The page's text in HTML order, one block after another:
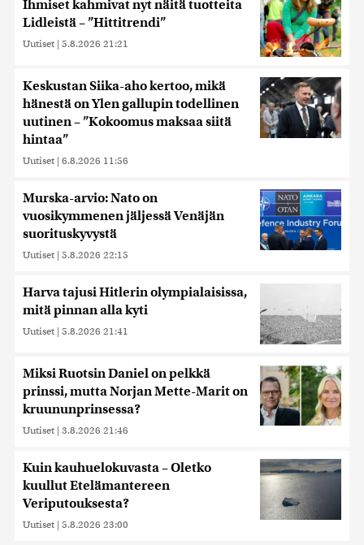
Ihmiset kahmivat nyt näitä tuotteita
Lidleistä – ”Hittitrendi”
Uutiset | 5.8.2026 21:21
Keskustan Siika-aho kertoo, mikä
hänestä on Ylen gallupin todellinen
uutinen – ”Kokoomus maksaa siitä
hintaa”
Uutiset | 6.8.2026 11:56
Murska-arvio: Nato on
vuosikymmenen jäljessä Venäjän
suorituskyvystä
Uutiset | 5.8.2026 22:15
Harva tajusi Hitlerin olympialaisissa,
mitä pinnan alla kyti
Uutiset | 5.8.2026 21:41
Miksi Ruotsin Daniel on pelkkä
prinssi, mutta Norjan Mette-Marit on
kruununprinsessa?
Uutiset | 3.8.2026 21:46
Kuin kauhuelokuvasta – Oletko
kuullut Etelämantereen
Veriputouksesta?
Uutiset | 5.8.2026 23:00